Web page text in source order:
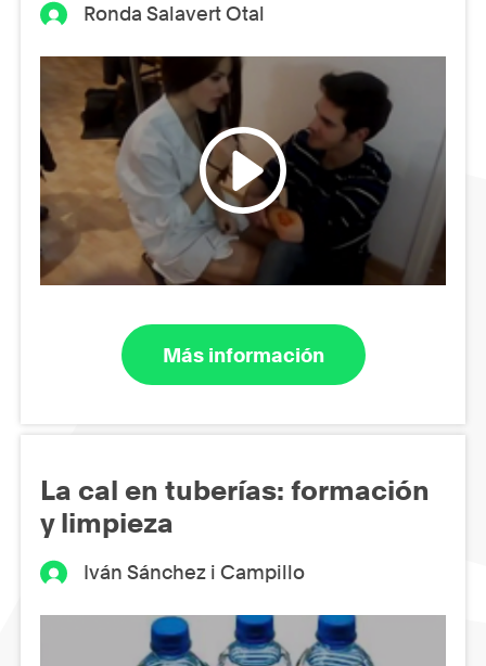
Ronda Salavert Otal
Más información
La cal en tuberías: formación
y limpieza
Iván Sánchez i Campillo